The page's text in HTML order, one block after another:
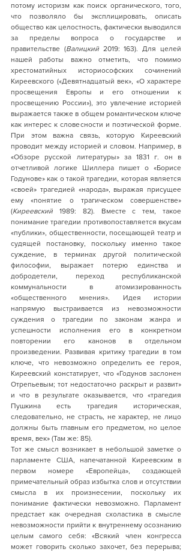
потому историзм как поиск органического, того,
что позволяло бы эксплицировать, описать
общество как целостность, фактически выводился
за пределы вопроса о государстве и
правительстве (Валицкий 2019: 163). Для целей
нашей работы важно отметить, что помимо
хрестоматийных историософских сочинений
Киреевского («Девятнадцатый век», «О характере
просвещения Европы и его отношении к
просвещению России»), это увлечение историей
выражается также в общем романтическом ключе
как интерес к словесности и поэтической форме.
При этом важна связь, которую Киреевский
проводит между историей и словом. Например, в
«Обзоре русской литературы» за 1831 г. он в
отчетливой логике Шиллера пишет о «Борисе
Годунове» как о такой трагедии, которая является
«своей» трагедией «народа», выражая присущее
ему «понятие о трагическом совершенстве»
(Киреевский 1989: 82). Вместе с тем, такое
понимание трагедии противопоставляется вкусам
«публики», общественности, посещающей театр и
судящей постановку, поскольку именно такое
суждение, в терминах другой политической
философии, выражает потерю единства и
добродетели, переход республиканской
коммунальности в атомизированность
«общественного мнения». Идея истории
напрямую выстраивается из невозможности
суждения о трагедии по законам жанра и
успешности исполнения его в конкретном
повторении его канонов в отдельном
произведении. Развивая критику трагедии в том
ключе, что невозможно определить ее героя,
Киреевский констатирует, что «Годунов заслонен
Отрепьевым; тот недостаточно раскрыт и развит»
и что в результате оказывается, что «трагедия
Пушкина есть трагедия историческая,
следовательно, не страсть, не характер, не лицо
должны быть главным его предметом, но целое
время, век» (Там же: 85).
Тот же смысл возникает в небольшой заметке о
парламенте США, напечатанной Киреевским в
первом номере «Европейца», создающей
примечательный образ избытка слов и отсутствии
смысла в их произнесении, поскольку их
понимание фактически невозможно. Парламент
предстает как очередная схоластика в смысле
невозможности прийти к внутреннему осознанию
целым самого себя: «Всякий член конгресса
может говорить сколько захочет, без перерыва;